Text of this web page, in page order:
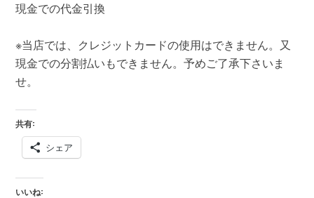
現金での代金引換
※当店では、クレジットカードの使用はできません。又
現金での分割払いもできません。予めご了承下さいま
せ。
共有:
シェア
いいね: